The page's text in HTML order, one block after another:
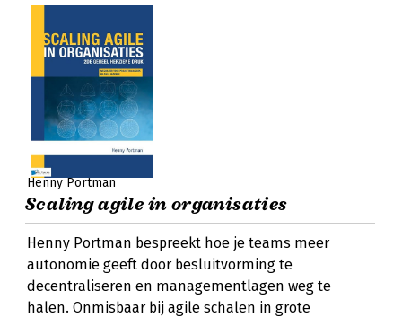
Henny Portman
Scaling agile in organisaties
Henny Portman bespreekt hoe je teams meer
autonomie geeft door besluitvorming te
decentraliseren en managementlagen weg te
halen. Onmisbaar bij agile schalen in grote